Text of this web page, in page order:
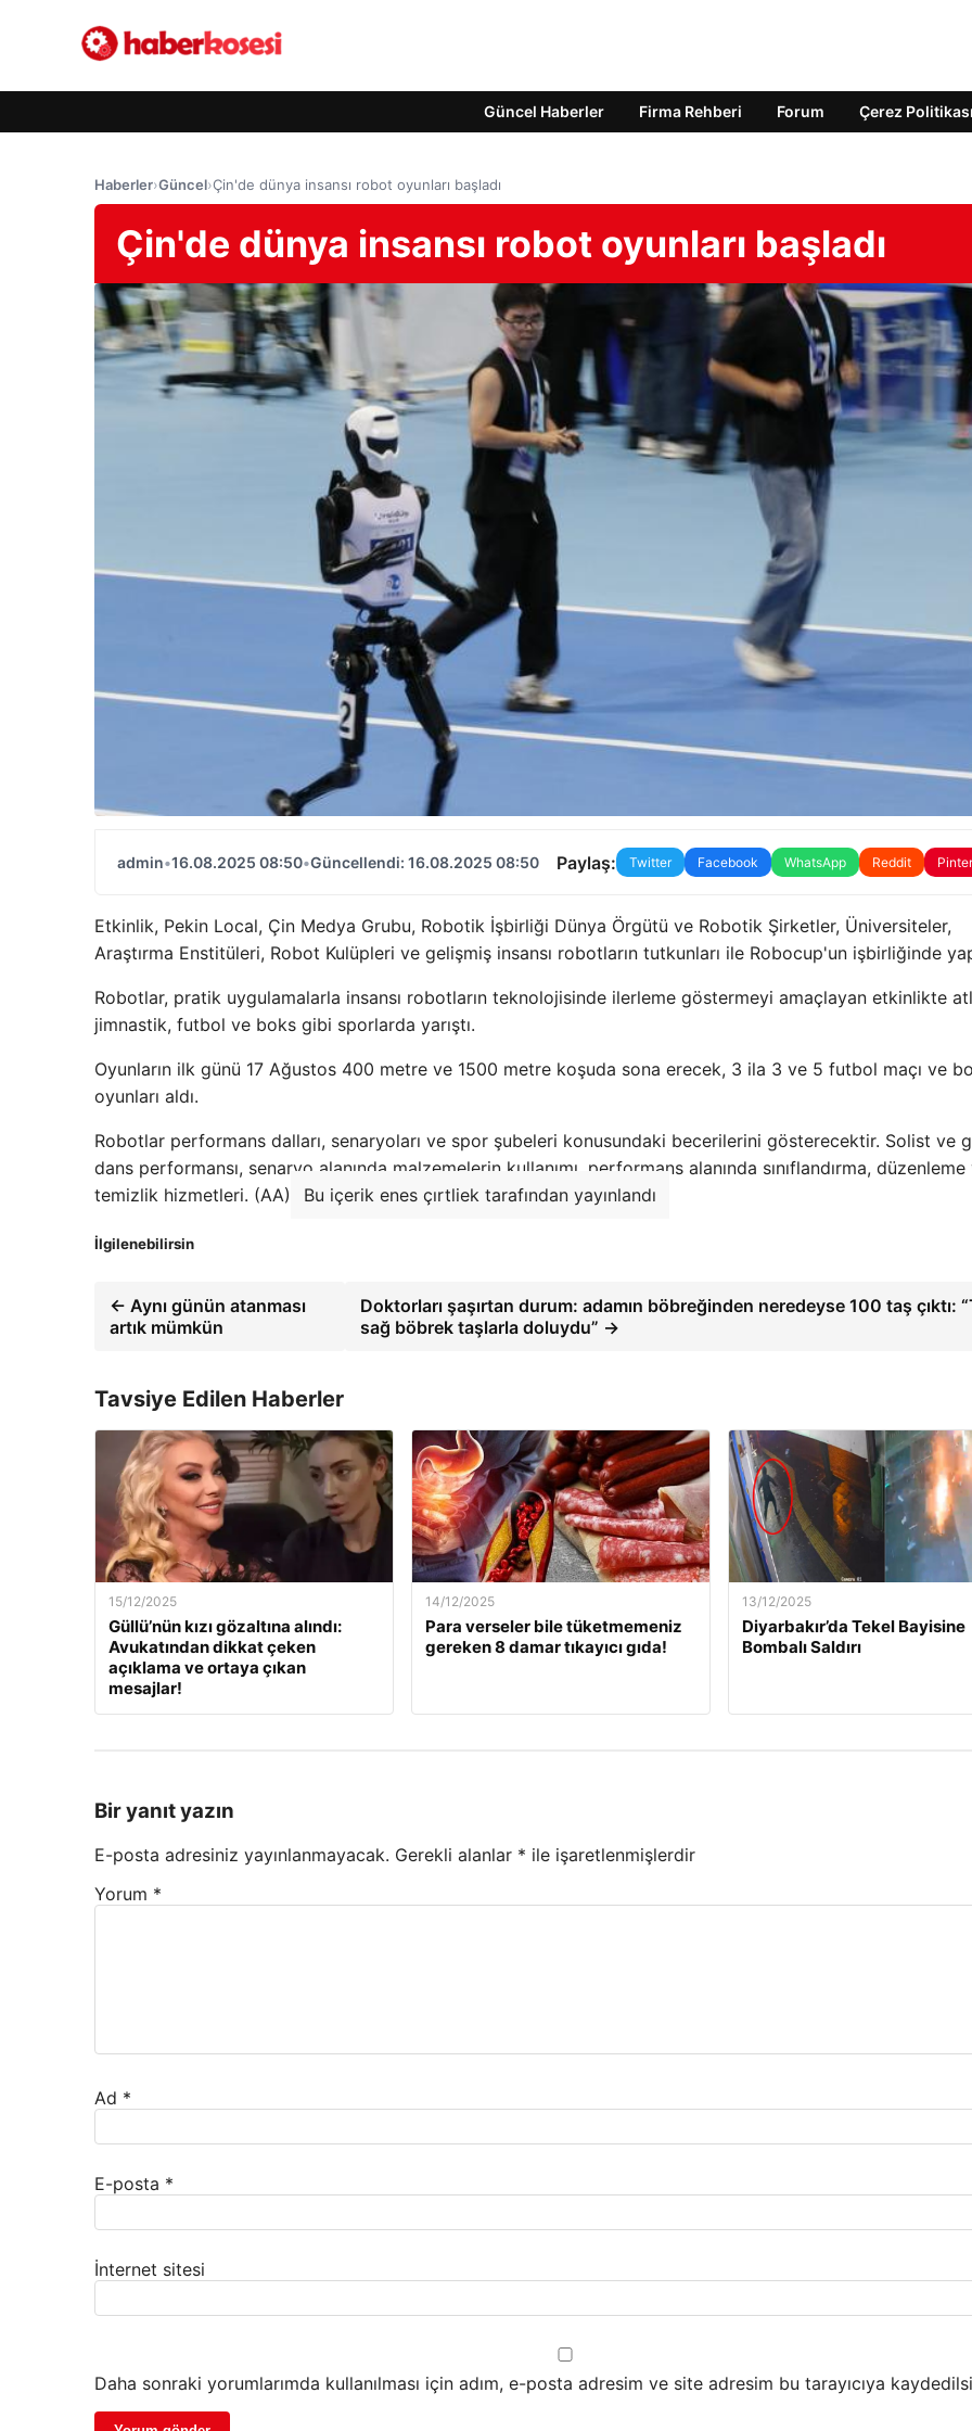
Güncel Haberler Firma Rehberi Forum Çerez Politikası
Haberler›Güncel›Çin'de dünya insansı robot oyunları başladı
Çin'de dünya insansı robot oyunları başladı
admin•16.08.2025 08:50•Güncellendi: 16.08.2025 08:50 Paylaş: Twitter Facebook WhatsApp Reddit
Etkinlik, Pekin Local, Çin Medya Grubu, Robotik İşbirliği Dünya Örgütü ve Robotik Şirketler, Üniversiteler,
Araştırma Enstitüleri, Robot Kulüpleri ve gelişmiş insansı robotların tutkunları ile Robocup'un işbirliğinde
Robotlar, pratik uygulamalarla insansı robotların teknolojisinde ilerleme göstermeyi amaçlayan etkinlikte
jimnastik, futbol ve boks gibi sporlarda yarıştı.
Oyunların ilk günü 17 Ağustos 400 metre ve 1500 metre koşuda sona erecek, 3 ila 3 ve 5 futbol maçı ve
oyunları aldı.
Robotlar performans dalları, senaryoları ve spor şubeleri konusundaki becerilerini gösterecektir. Solist ve
dans performansı, senaryo alanında malzemelerin kullanımı, performans alanında sınıflandırma, düzenleme
temizlik hizmetleri. (AA)
Bu içerik enes çırtliek tarafından yayınlandı
İlgilenebilirsin
← Aynı günün atanması
artık mümkün
Doktorları şaşırtan durum: adamın böbreğinden neredeyse 100 taş çıktı:
sağ böbrek taşlarla doluydu” →
Tavsiye Edilen Haberler
15/12/2025
Güllü’nün kızı gözaltına alındı:
Avukatından dikkat çeken
açıklama ve ortaya çıkan
mesajlar!
14/12/2025
Para verseler bile tüketmemeniz
gereken 8 damar tıkayıcı gıda!
13/12/2025
Diyarbakır’da Tekel Bayisine
Bombalı Saldırı
Bir yanıt yazın
E-posta adresiniz yayınlanmayacak. Gerekli alanlar * ile işaretlenmişlerdir
Yorum *
Ad *
E-posta *
İnternet sitesi
Daha sonraki yorumlarımda kullanılması için adım, e-posta adresim ve site adresim bu tarayıcıya